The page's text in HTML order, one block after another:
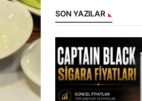
SON YAZILAR